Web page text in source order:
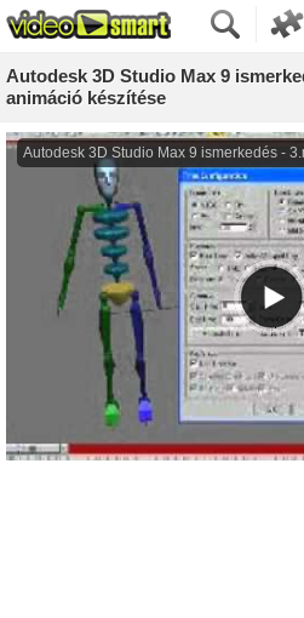
Autodesk 3D Studio Max 9
animáció készítése